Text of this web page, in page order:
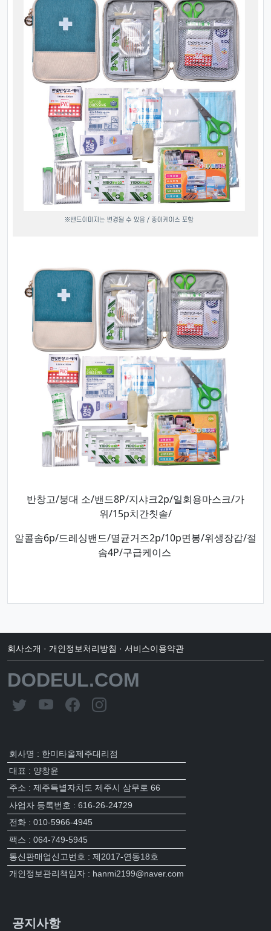
반창고/붕대 소/밴드8P/지샤크2p/일회용마스크/가
위/15p치간칫솔/
알콜솜6p/드레싱밴드/멸균거즈2p/10p면봉/위생장갑/절
솜4P/구급케이스​
회사소개 · 개인정보처리방침 · 서비스이용약관
DODEUL.COM
회사명 : 한미타올제주대리점
대표 : 양창윤
주소 : 제주특별자치도 제주시 삼무로 66
사업자 등록번호 : 616-26-24729
전화 : 010-5966-4945
팩스 : 064-749-5945
통신판매업신고번호 : 제2017-연동18호
개인정보관리책임자 : hanmi2199@naver.com
공지사항